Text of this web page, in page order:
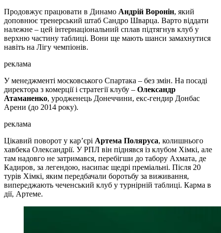
Продовжує працювати в Динамо Андрій Воронін, який
доповнює тренерський штаб Сандро Шварца. Варто віддати
належне – цей інтернаціональний сплав підтягнув клуб у
верхню частину таблиці. Вони ще мають шанси замахнутися
навіть на Лігу чемпіонів.
реклама
У менеджменті московського Спартака – без змін. На посаді
директора з комерції і стратегії клубу – Олександр
Атаманенко, уродженець Донеччини, екс-гендир Донбас
Арени (до 2014 року).
реклама
Цікавий поворот у кар’єрі Артема Поляруса, колишнього
хавбека Олександрії. У РПЛ він піднявся із клубом Хімкі, але
там надовго не затримався, перебігши до табору Ахмата, де
Кадиров, за легендою, насипає щедрі преміальні. Після 20
турів Хімкі, яким передбачали боротьбу за виживання,
випереджають чеченський клуб у турнірній таблиці. Карма в
дії, Артеме.